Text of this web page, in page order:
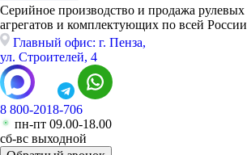
Серийное производство и продажа рулевых
агрегатов и комплектующих по всей России
Главный офис: г. Пенза,
ул. Строителей, 4
8 800-2018-706
пн-пт 09.00-18.00
сб-вс выходной